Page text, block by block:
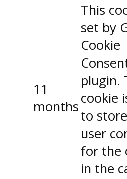
11
months
This
set by
Cookie
plugin.
cookie
to
user
for the
in the